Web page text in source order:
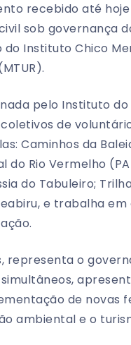
recebido até
sob governança
Instituto Chico
pelo Instituto
coletivos de
Caminhos da
do Rio Vermelho
do Tabuleiro;
e trabalha
representa o
de novas
ambiental e o